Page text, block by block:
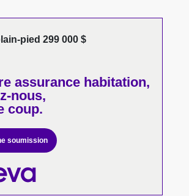
pied 299 000 $
assurance habitation,
nous,
coup.
soumission